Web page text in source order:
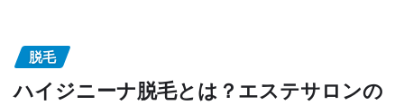
脱毛
ハイジニーナ脱毛とは？エステサロンの